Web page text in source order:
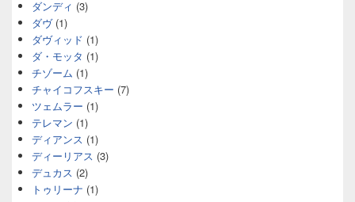
ダンディ (3)
ダヴ(1)
ダヴィッド (1)
ダ・モッタ (1)
チゾーム (1)
チャイコフスキー (7)
ツェムラー (1)
テレマン (1)
ディアンス (1)
ディーリアス (3)
デュカス (2)
トゥリーナ (1)